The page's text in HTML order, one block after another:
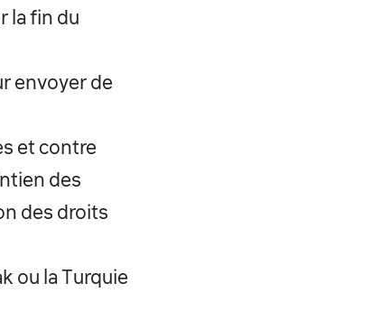
la fin du
envoyer de
et contre
des
des droits
ou la Turquie